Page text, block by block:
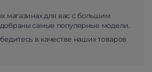
магазинах для вас с большим
самые популярные модели.
в качестве наших товаров